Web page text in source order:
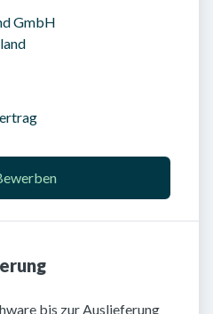
GmbH
bis zur Auslieferung